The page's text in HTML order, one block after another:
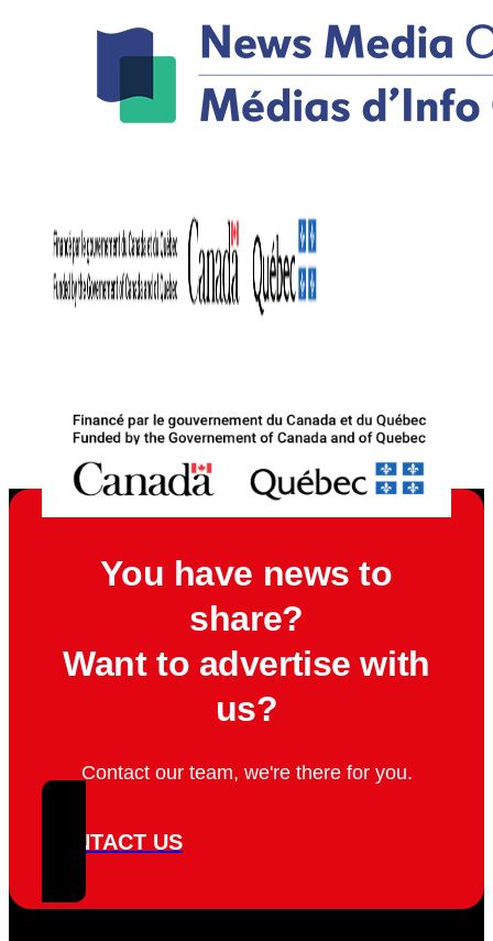
You have news to
share?
Want to advertise with
us?
Contact our team, we're there for you.
CONTACT US